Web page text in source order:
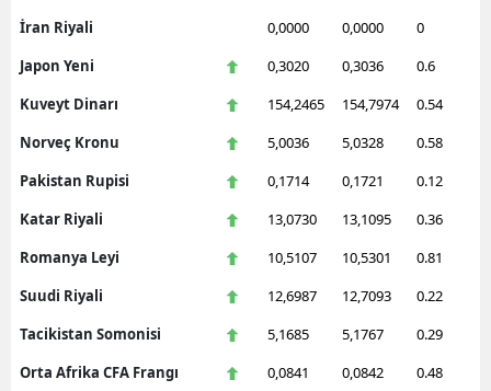
İran Riyali
0,0000 0,0000
0
Japon Yeni
0,3020 0,3036
0.6
Kuveyt Dinarı
154,2465 154,7974
0.54
Norveç Kronu
5,0036 5,0328
0.58
Pakistan Rupisi
0,1714 0,1721
0.12
Katar Riyali
13,0730 13,1095
0.36
Romanya Leyi
10,5107 10,5301
0.81
Suudi Riyali
12,6987 12,7093
0.22
Tacikistan Somonisi
5,1685 5,1767
0.29
Orta Afrika CFA Frangı
0,0841 0,0842
0.48